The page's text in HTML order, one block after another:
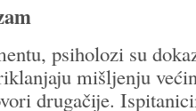
psiholozi su
mišljenju
drugačije.